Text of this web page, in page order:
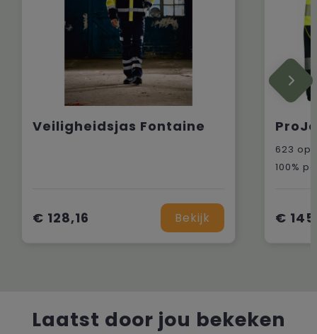
Veiligheidsjas Fontaine
€ 128,16 Bekijk
623 op
100%
€
Laatst door jou bekeken